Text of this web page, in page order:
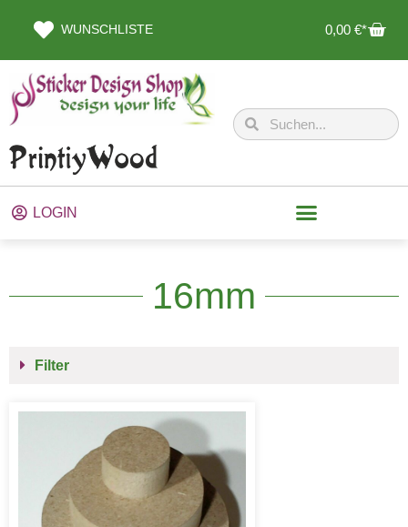
WUNSCHLISTE 0,00 €
LOGIN
16mm
Filter